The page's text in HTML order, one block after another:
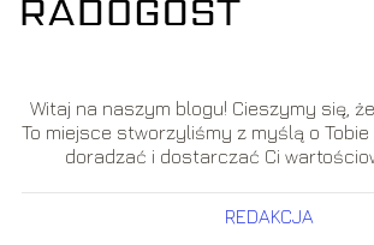
Witaj na naszym blogu! Cieszymy się,
To miejsce stworzyliśmy z myślą o
doradzać i dostarczać Ci
REDAKCJA